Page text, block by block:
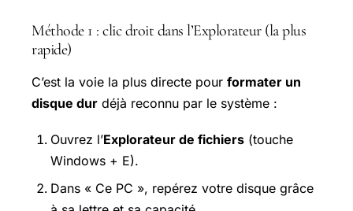
Méthode 1 : clic droit dans l’Explorateur (la plus
rapide)
C’est la voie la plus directe pour formater un
disque dur déjà reconnu par le système :
Ouvrez l’Explorateur de fichiers (touche
Windows + E).
Dans « Ce PC », repérez votre disque grâce